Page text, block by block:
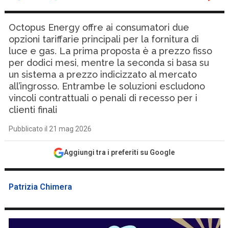
Octopus Energy offre ai consumatori due
opzioni tariffarie principali per la fornitura di
luce e gas. La prima proposta è a prezzo fisso
per dodici mesi, mentre la seconda si basa su
un sistema a prezzo indicizzato al mercato
all’ingrosso. Entrambe le soluzioni escludono
vincoli contrattuali o penali di recesso per i
clienti finali
Pubblicato il 21 mag 2026
Aggiungi tra i preferiti su Google
Patrizia Chimera